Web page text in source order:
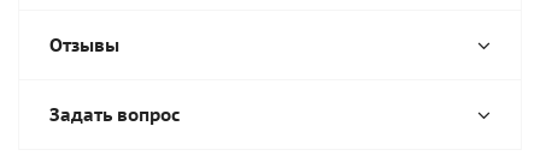
Отзывы
Задать вопрос